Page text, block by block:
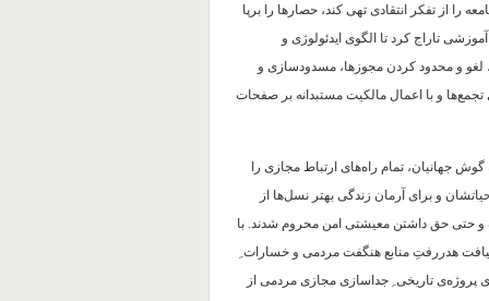
از تفکر انتقادی تهی کند، حصارها را برپا
تاراج کرد تا الگوی ایدئولوژی و
لغو و محدود کردن مجوزها، مسدودسازی و
و با اعمال مالکیت مستبدانه بر صفحات
جهانیان، تمام راه‌های ارتباط مجازی را
و برای آرمان زندگی بهتر نسل‌ها از
و حتی حق داشتن معیشتی امن محروم شدند. با
هدررفتِ منابع هنگفت مردمی و خسارات
پروژه‌ی تاریخی ِ جداسازی مجازی مردمی از